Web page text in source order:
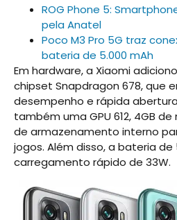
ROG Phone 5:
pela Anatel
Poco M3 Pro 5G traz
bateria de 5.000 mAh
Em hardware, a Xiaomi
chipset Snapdragon 678, que
desempenho e rápida
também uma GPU 612, 4GB de
de armazenamento interno
jogos. Além disso, a bateria de
carregamento rápido de 33W.